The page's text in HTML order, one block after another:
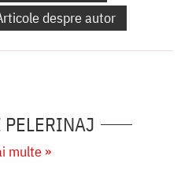
despre autor
PELERINAJ
multe »